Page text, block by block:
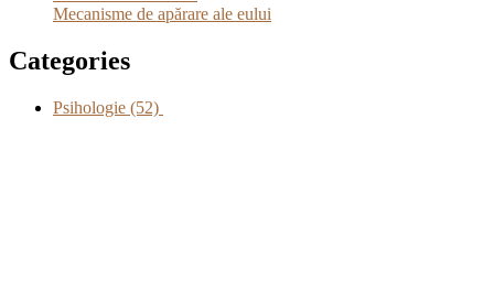
Mecanisme de apărare ale eului
Categories
Psihologie (52)